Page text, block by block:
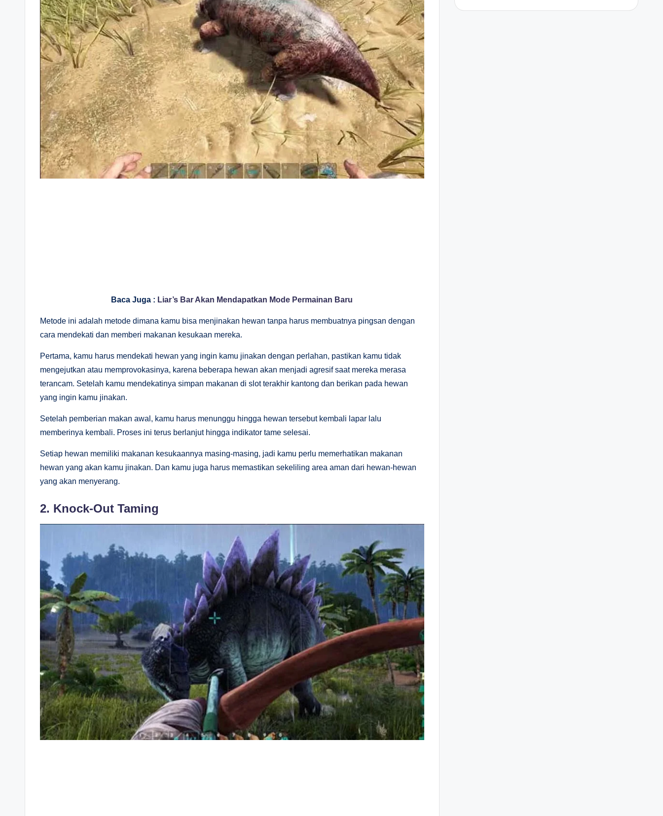
Baca Juga : Liar’s Bar Akan Mendapatkan Mode Permainan Baru
Metode ini adalah metode dimana kamu bisa menjinakan hewan tanpa harus membuatnya pingsan dengan
cara mendekati dan memberi makanan kesukaan mereka.
Pertama, kamu harus mendekati hewan yang ingin kamu jinakan dengan perlahan, pastikan kamu tidak
mengejutkan atau memprovokasinya, karena beberapa hewan akan menjadi agresif saat mereka merasa
terancam. Setelah kamu mendekatinya simpan makanan di slot terakhir kantong dan berikan pada hewan
yang ingin kamu jinakan.
Setelah pemberian makan awal, kamu harus menunggu hingga hewan tersebut kembali lapar lalu
memberinya kembali. Proses ini terus berlanjut hingga indikator tame selesai.
Setiap hewan memiliki makanan kesukaannya masing-masing, jadi kamu perlu memerhatikan makanan
hewan yang akan kamu jinakan. Dan kamu juga harus memastikan sekeliling area aman dari hewan-hewan
yang akan menyerang.
2. Knock-Out Taming